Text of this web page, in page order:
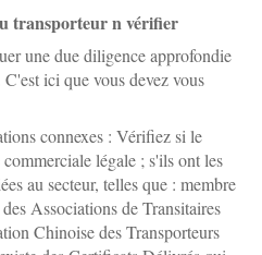
transporteurnvérifier
une due diligence approfondie
ici que vous devez vous
connexes : Vérifiez si le
légale ; s'ils ont les
au secteur, telles que : membre
Associations de Transitaires
Chinoise des Transporteurs